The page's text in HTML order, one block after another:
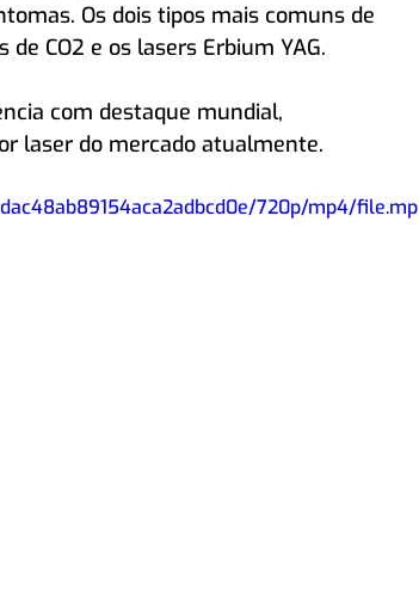
Os dois tipos mais comuns de
CO2 e os lasers Erbium YAG.
com destaque mundial,
laser do mercado atualmente.
720p/mp4/file.mp